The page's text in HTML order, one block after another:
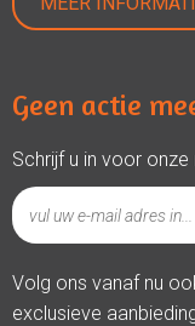
Geen actie
Schrijf u in voor onze
Volg ons vanaf nu
exclusieve